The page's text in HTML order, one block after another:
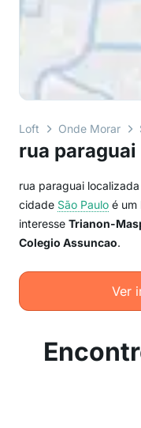
Loft Onde Morar
rua
rua paraguai
cidade São Paulo é um
interesse Trianon-
Colegio Assuncao.
Ver